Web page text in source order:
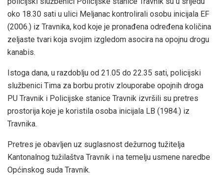
oko 18.30 sati u ulici Meljanac kontrolirali osobu inicijala EF
(2006.) iz Travnika, kod koje je pronađena određena količina
zeljaste tvari koja svojim izgledom asocira na opojnu drogu
kanabis.
Istoga dana, u razdoblju od 21.05 do 22.35 sati, policijski
službenici Tima za borbu protiv zlouporabe opojnih droga
PU Travnik i Policijske stanice Travnik izvršili su pretres
prostorija koje je koristila osoba inicijala LB (1984.) iz
Travnika.
Pretres je obavljen uz suglasnost dežurnog tužitelja
Kantonalnog tužilaštva Travnik i na temelju usmene naredbe
Općinskog suda Travnik.